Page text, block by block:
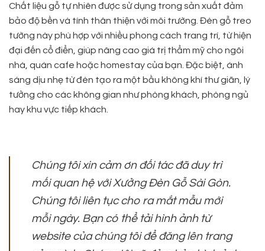
Chất liệu gỗ tự nhiên được sử dụng trong sản xuất đảm
bảo độ bền và tính thân thiện với môi trường. Đèn gỗ treo
tường này phù hợp với nhiều phong cách trang trí, từ hiện
đại đến cổ điển, giúp nâng cao giá trị thẩm mỹ cho ngôi
nhà, quán cafe hoặc homestay của bạn. Đặc biệt, ánh
sáng dịu nhẹ từ đèn tạo ra một bầu không khí thư giãn, lý
tưởng cho các không gian như phòng khách, phòng ngủ
hay khu vực tiếp khách.
Chúng tôi xin cảm ơn đối tác đã duy trì
mối quan hệ với Xưởng Đèn Gỗ Sài Gòn.
Chúng tôi liên tục cho ra mắt mẫu mới
mỗi ngày. Bạn có thể tải hình ảnh từ
website của chúng tôi để đăng lên trang